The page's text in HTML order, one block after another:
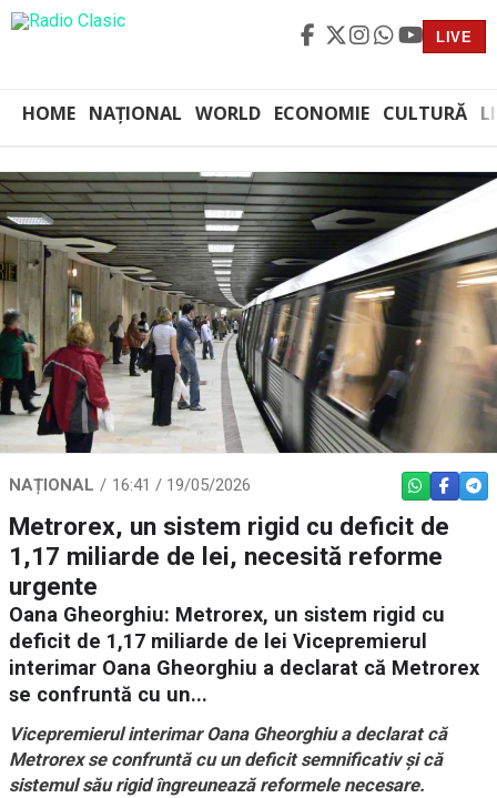
LIVE
HOME NAȚIONAL WORLD ECONOMIE CULTURĂ
NAȚIONAL 16:41 / 19/05/2026 WHATSAPP
Metrorex, un sistem rigid cu deficit de
1,17 miliarde de lei, necesită reforme
urgente
Oana Gheorghiu: Metrorex, un sistem rigid cu
deficit de 1,17 miliarde de lei Vicepremierul
interimar Oana Gheorghiu a declarat că Metrorex
se confruntă cu un...
Vicepremierul interimar Oana Gheorghiu a declarat că
Metrorex se confruntă cu un deficit semnificativ și că
sistemul său rigid îngreunează reformele necesare.